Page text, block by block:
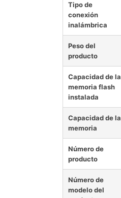
Tipo de
conexión
inalámbrica
Peso del
producto
Capacidad de la
memoria flash
instalada
Capacidad de la
memoria
Número de
producto
Número de
modelo del